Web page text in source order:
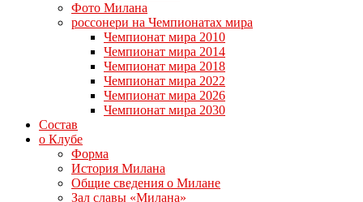
Фото Милана
россонери на Чемпионатах мира
Чемпионат мира 2010
Чемпионат мира 2014
Чемпионат мира 2018
Чемпионат мира 2022
Чемпионат мира 2026
Чемпионат мира 2030
Состав
о Клубе
Форма
История Милана
Общие сведения о Милане
Зал славы «Милана»